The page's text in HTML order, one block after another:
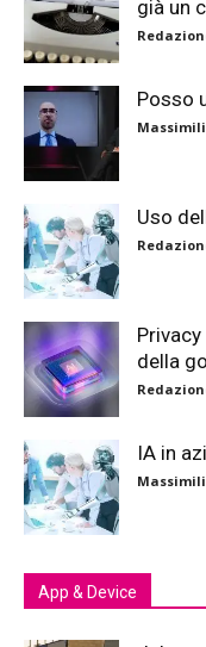
già un
Posso
Uso
della
IA in
App & Device